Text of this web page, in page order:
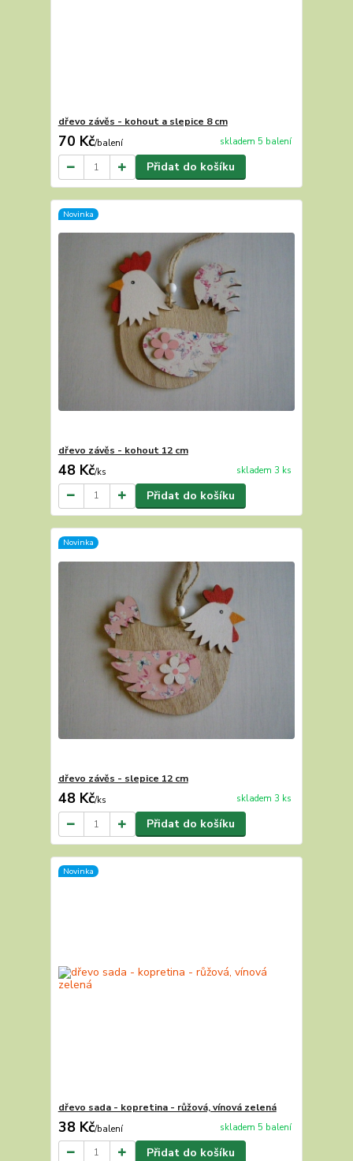
dřevo závěs - kohout a slepice 8 cm
70 Kč/balení skladem 5 balení
Přidat do košíku
Novinka
dřevo závěs - kohout 12 cm
48 Kč/ks skladem 3 ks
Přidat do košíku
Novinka
dřevo závěs - slepice 12 cm
48 Kč/ks skladem 3 ks
Přidat do košíku
Novinka
dřevo sada - kopretina - růžová, vínová zelená
38 Kč/balení skladem 5 balení
Přidat do košíku